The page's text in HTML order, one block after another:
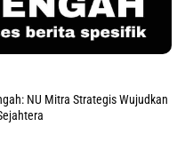
NU Mitra Strategis Wujudkan